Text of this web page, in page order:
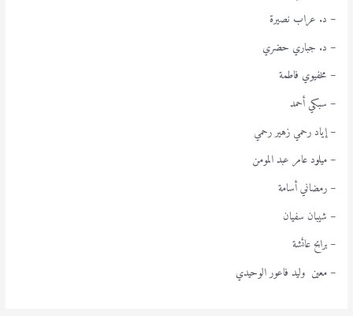
– د. عراب نصيرة
– د. جباري حضري
– مخفيوي فاطمة
– سبكي أحمد
– إياد رحمي زهير رحمي
– ميلود عامر عبد المومن
– رمضاني أسامة
– شيبان سفيان
– برابح عائشة
– معين وليد فاعور الوحيدي